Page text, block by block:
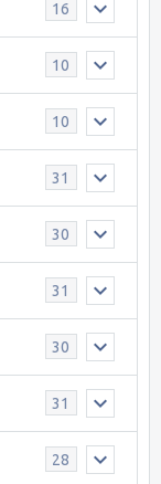
16
10
10
31
30
31
30
31
28